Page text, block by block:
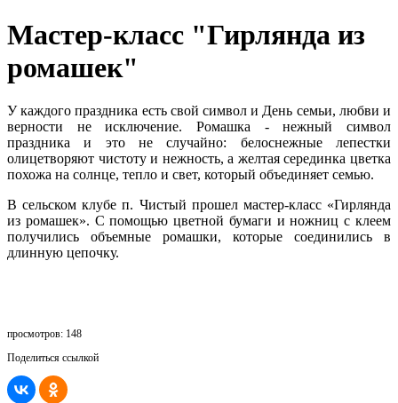
Мастер-класс "Гирлянда из
ромашек"
У каждого праздника есть свой символ и День семьи, любви и
верности не исключение. Ромашка - нежный символ
праздника и это не случайно: белоснежные лепестки
олицетворяют чистоту и нежность, а желтая серединка цветка
похожа на солнце, тепло и свет, который объединяет семью.
В сельском клубе п. Чистый прошел мастер-класс «Гирлянда
из ромашек». С помощью цветной бумаги и ножниц с клеем
получились объемные ромашки, которые соединились в
длинную цепочку.
просмотров: 148
Поделиться ссылкой